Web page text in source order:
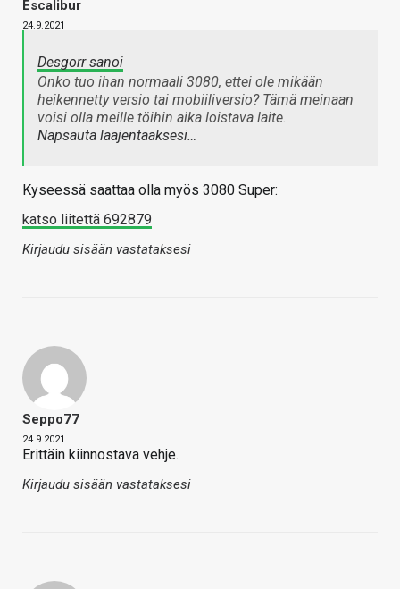
Escalibur
24.9.2021
Desgorr sanoi
Onko tuo ihan normaali 3080, ettei ole mikään
heikennetty versio tai mobiiliversio? Tämä meinaan
voisi olla meille töihin aika loistava laite.
Napsauta laajentaaksesi…
Kyseessä saattaa olla myös 3080 Super:
katso liitettä 692879
Kirjaudu sisään vastataksesi
Seppo77
24.9.2021
Erittäin kiinnostava vehje.
Kirjaudu sisään vastataksesi